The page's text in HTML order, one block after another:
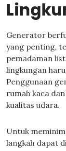
Generator
yang penting,
pemadaman
lingkungan
Penggunaan
rumah kaca
kualitas udara.
Untuk
langkah dapat